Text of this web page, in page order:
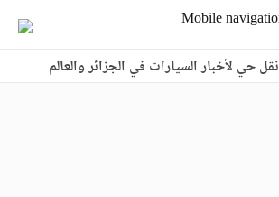
نقل حي لأخبار السيارات في الجزائر والعالم